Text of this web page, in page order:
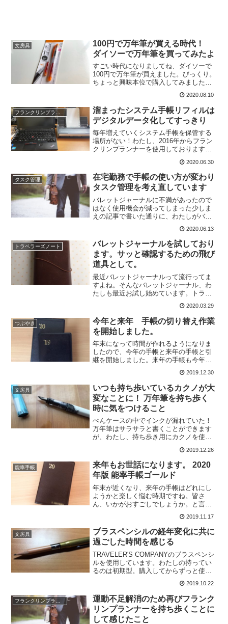
文房具
100円で万年筆が買える時代！
ダイソーで万年筆を買ってみたよ
すごい時代になりましてね、ダイソーで
100円で万年筆が買えました。びっくり。
ちょっと興味本位で購入してみました。
外見はこんな感じ、普通のポップな感じ
の万年筆ですね。わたしが訪ねた店頭で
一番在庫が多かったオレンジインクで
す。これって人気がなか...
2020.08.10
フランクリンプランナー
溜まったシステム手帳リフィルは
デジタルデータ化してすっきり
毎年増えていくシステム手帳を保管する
場所がない！わたし、2016年からフラン
クリンプランナーを使用しております
は、使用したフランクリンプランナーリ
フィルの保管をどうしたものかというこ
と。わたしの使用してい...
2020.06.30
タスク管理
在宅勤務で手帳の使い方が変わり
タスク管理を考え直しています
バレットジャーナルに不満があったので
はなく使用機会が減ってしまった少しま
えの記事で書いた通りに、わたしがバレ
スク・スケジュール管理ではなくて、移
動中にさくっと確認するために使用する
ということ。そのためにメ...
2020.06.13
トラベラーズノート
バレットジャーナルを試しており
ます。サッと確認するための飛び
道具として。
最近バレットジャーナルって流行ってま
すよね。そんなバレットジャーナル、わ
たしも最近お試し始めています。トラベ
て使うバレットジャーナルはノート一冊
ではじめるものなのですが、私の場合は
トラベラーズノートのパス...
2020.03.29
つぶやき
今年と来年 手帳の切り替え作業
を開始しました。
年末になって時間が作れるようになりま
したので、今年の手帳と来年の手帳と引
継を開始しました。来年の手帳も今年と
同じ能率手帳ゴールド。購入してから化
粧箱に入れたままに保管していて、やっ
と出してきましたよ。こうやって比べる
と、一年使って、それなり...
2019.12.30
文房具
いつも持ち歩いているカクノが大
変なことに！ 万年筆を持ち歩く
時に気をつけること
ぺんケースの中でインクが漏れていた！
万年筆はサラサラと書くことができます
が、わたし、持ち歩き用にカクノを使っ
プランナーにその日のレビューを書いて
いるのですが、その時に使っています。
ポールペンのような粘性の...
2019.12.26
能率手帳
来年もお世話になります。 2020
年版 能率手帳ゴールド
年末が近くなり、来年の手帳はどれにし
ようかと楽しく悩む時期ですね。皆さ
ん、いかがおすごしでしょうか。と言い
能率手帳ゴールドを注文しました。ただ
の惰性？そうなんですよね。毎年名入り
のゴールドを購入しているた...
2019.11.17
文房具
ブラスペンシルの経年変化に共に
過ごした時間を感じる
TRAVELER'S COMPANYのブラスペンシ
ルを使用しています。わたしの持ってい
るのは初期型。購入してからずっと使い
ないこともありましたが、書き味がよく
て手放すこともなく、今では主に読書時
に本にメモ...
2019.10.22
運動不足解消のため再びフランク
リンプランナーを持ち歩くことに
して感じたこと